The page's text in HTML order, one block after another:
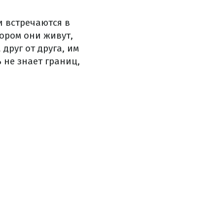
в
они живут,
от друга, им
знает границ,